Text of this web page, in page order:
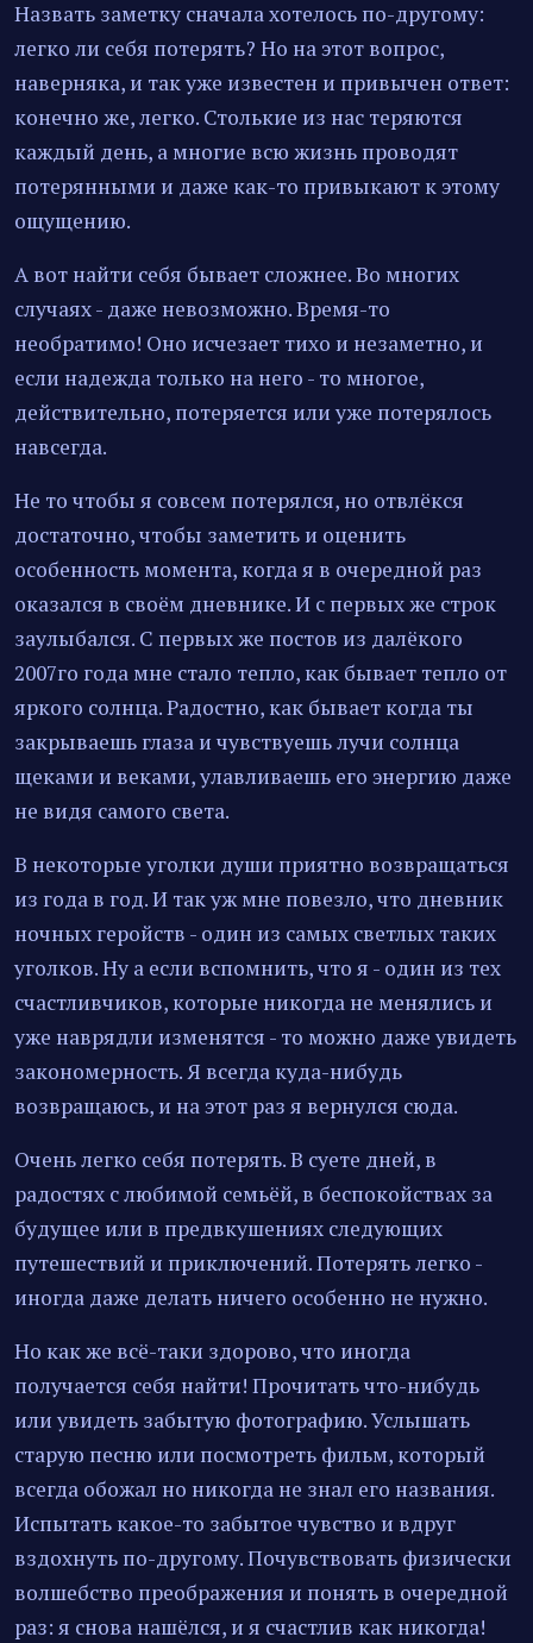
Назвать заметку сначала хотелось по-другому:
легко ли себя потерять? Но на этот вопрос,
наверняка, и так уже известен и привычен ответ:
конечно же, легко. Столькие из нас теряются
каждый день, а многие всю жизнь проводят
потерянными и даже как-то привыкают к этому
ощущению.
А вот найти себя бывает сложнее. Во многих
случаях - даже невозможно. Время-то
необратимо! Оно исчезает тихо и незаметно, и
если надежда только на него - то многое,
действительно, потеряется или уже потерялось
навсегда.
Не то чтобы я совсем потерялся, но отвлёкся
достаточно, чтобы заметить и оценить
особенность момента, когда я в очередной раз
оказался в своём дневнике. И с первых же строк
заулыбался. С первых же постов из далёкого
2007го года мне стало тепло, как бывает тепло от
яркого солнца. Радостно, как бывает когда ты
закрываешь глаза и чувствуешь лучи солнца
щеками и веками, улавливаешь его энергию даже
не видя самого света.
В некоторые уголки души приятно возвращаться
из года в год. И так уж мне повезло, что дневник
ночных геройств - один из самых светлых таких
уголков. Ну а если вспомнить, что я - один из тех
счастливчиков, которые никогда не менялись и
уже наврядли изменятся - то можно даже увидеть
закономерность. Я всегда куда-нибудь
возвращаюсь, и на этот раз я вернулся сюда.
Очень легко себя потерять. В суете дней, в
радостях с любимой семьёй, в беспокойствах за
будущее или в предвкушениях следующих
путешествий и приключений. Потерять легко -
иногда даже делать ничего особенно не нужно.
Но как же всё-таки здорово, что иногда
получается себя найти! Прочитать что-нибудь
или увидеть забытую фотографию. Услышать
старую песню или посмотреть фильм, который
всегда обожал но никогда не знал его названия.
Испытать какое-то забытое чувство и вдруг
вздохнуть по-другому. Почувствовать физически
волшебство преображения и понять в очередной
раз: я снова нашёлся, и я счастлив как никогда!